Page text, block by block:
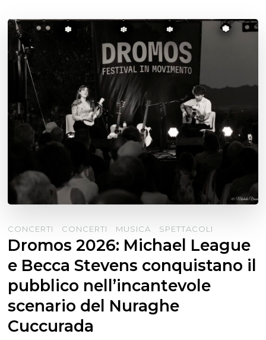
CONCERTI CONCERTI MUSICA SPETTACOLI
Dromos 2026: Michael League
e Becca Stevens conquistano il
pubblico nell’incantevole
scenario del Nuraghe
Cuccurada